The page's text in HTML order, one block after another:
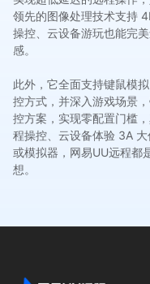
领先的图像处理技术支持
操控、云设备游玩也能完
感。
此外，它全面支持键鼠模
控方式，并深入游戏场景
控方案，实现零配置门槛
程操控、云设备体验 3A
或模拟器，网易UU远程都
想。